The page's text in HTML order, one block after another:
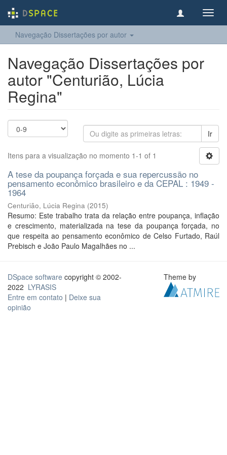
Navegação Dissertações por autor
Navegação Dissertações por
autor "Centurião, Lúcia
Regina"
Ir
Itens para a visualização no momento 1-1 of 1
A tese da poupança forçada e sua repercussão no
pensamento econômico brasileiro e da CEPAL : 1949 -
1964
Centurião, Lúcia Regina (2015)
Resumo: Este trabalho trata da relação entre poupança, inflação
e crescimento, materializada na tese da poupança forçada, no
que respeita ao pensamento econômico de Celso Furtado, Raúl
Prebisch e João Paulo Magalhães no ...
DSpace software copyright © 2002-
2022 LYRASIS
Entre em contato | Deixe sua
opinião
Theme by